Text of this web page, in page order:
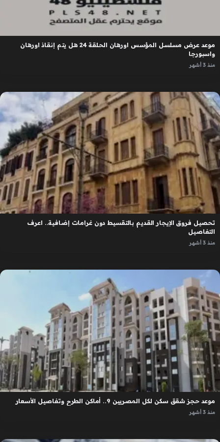
موعد عرض مسلسل المؤسس اورهان الحلقة 24 هل يتم إنقاذ اورهان
واسبورجا
منذ 3 أشهر
تحصيل فروق الإيجار القديم بالتقسيط دون غرامات إضافية.. اعرف
التفاصيل
منذ 3 أشهر
موعد حجز شقق سكن لكل المصريين 9.. أماكن الطرح وتفاصيل الأسعار
منذ 3 أشهر